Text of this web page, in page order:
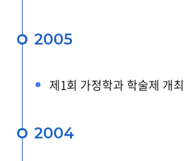
2005
제1회 가정학과 학술제 개최
2004